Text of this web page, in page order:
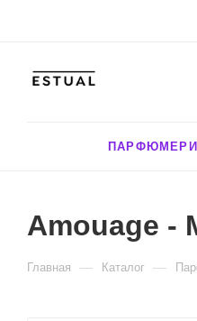
Amouage -
Главная — Каталог —